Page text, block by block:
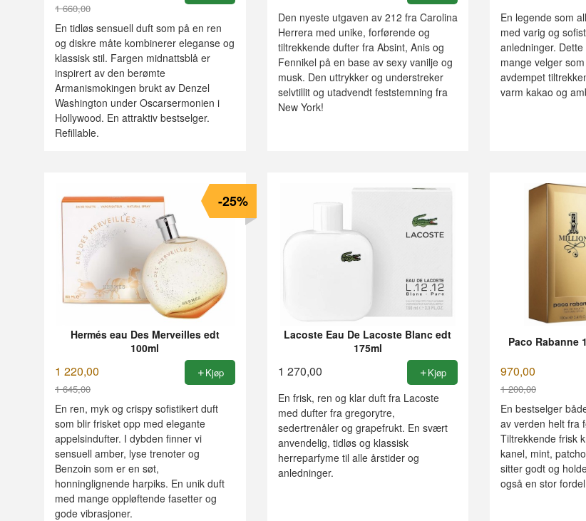
1 660,00
Rabatt
En tidløs sensuell duft som på en ren
og diskre måte kombinerer eleganse og
klassisk stil. Fargen midnattsblå er
inspirert av den berømte
Armanismokingen brukt av Denzel
Washington under Oscarsermonien i
Hollywood. En attraktiv bestselger.
Refillable.
Den nyeste utgaven av 212 fra Carolina
Herrera med unike, forførende og
tiltrekkende dufter fra Absint, Anis og
Fennikel på en base av sexy vanilje og
musk. Den uttrykker og understreker
selvtillit og utadvendt feststemning fra
New York!
En legende som
med varig og
anledninger.
mange velger
avdempet
varm kakao og
Hermés eau Des Merveilles edt
100ml
1 220,00
1 645,00
Rabatt
-25%
Kjøp
En ren, myk og crispy sofistikert duft
som blir frisket opp med elegante
appelsindufter. I dybden finner vi
sensuell amber, lyse trenoter og
Benzoin som er en søt,
honninglignende harpiks. En unik duft
med mange oppløftende fasetter og
gode vibrasjoner.
Lacoste Eau De Lacoste Blanc edt
175ml
1 270,00 Kjøp
En frisk, ren og klar duft fra Lacoste
med dufter fra gregorytre,
sedertrenåler og grapefrukt. En svært
anvendelig, tidløs og klassisk
herreparfyme til alle årstider og
anledninger.
Paco Rabanne
970,00
1 200,00
Rabatt
En bestselger
av verden helt fra
Tiltrekkende frisk
kanel, mint,
sitter godt og
også en stor